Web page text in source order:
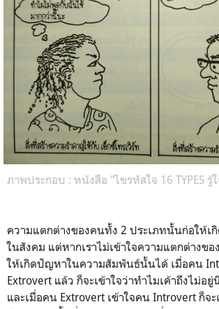
ภาพประกอบ : หนังสือ "ไขรหัสใจ 16 TYPES รู้
ความแตกต่างของคนทั้ง 2 ประเภทนั้นก่อให้เ
ในสังคม แต่หากเราไม่เข้าใจความแตกต่างข
ให้เกิดปัญหาในความสัมพันธ์นั้นได้ เมื่อคน
Extrovert แล้ว ก็จะเข้าใจว่าทำไมเค้าถึงไม่อยู่
และเมื่อคน Extrovert เข้าใจคน Introvert ก็จะ